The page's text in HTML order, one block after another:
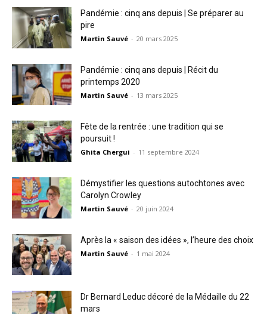
Pandémie : cinq ans depuis | Se préparer au
pire
Martin Sauvé - 20 mars 2025
Pandémie : cinq ans depuis | Récit du
printemps 2020
Martin Sauvé - 13 mars 2025
Fête de la rentrée : une tradition qui se
poursuit !
Ghita Chergui - 11 septembre 2024
Démystifier les questions autochtones avec
Carolyn Crowley
Martin Sauvé - 20 juin 2024
Après la « saison des idées », l’heure des choix
Martin Sauvé - 1 mai 2024
Dr Bernard Leduc décoré de la Médaille du 22
mars